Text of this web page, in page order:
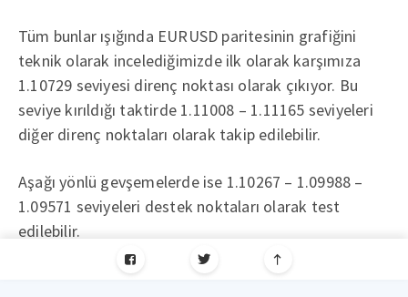
Tüm bunlar ışığında EURUSD paritesinin grafiğini
teknik olarak incelediğimizde ilk olarak karşımıza
1.10729 seviyesi direnç noktası olarak çıkıyor. Bu
seviye kırıldığı taktirde 1.11008 – 1.11165 seviyeleri
diğer direnç noktaları olarak takip edilebilir.
Aşağı yönlü gevşemelerde ise 1.10267 – 1.09988 –
1.09571 seviyeleri destek noktaları olarak test
edilebilir.